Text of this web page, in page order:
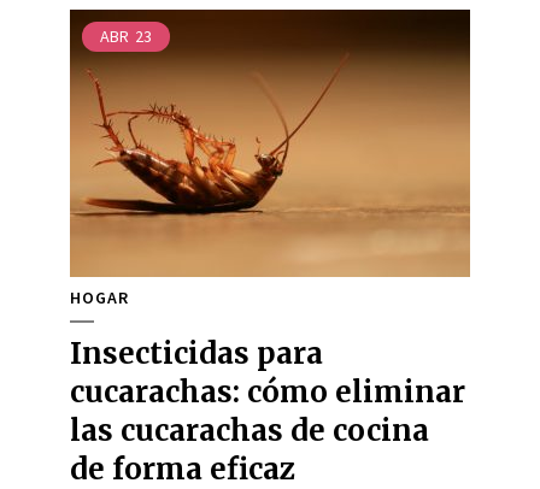
ABR 23
HOGAR
Insecticidas para
cucarachas: cómo eliminar
las cucarachas de cocina
de forma eficaz